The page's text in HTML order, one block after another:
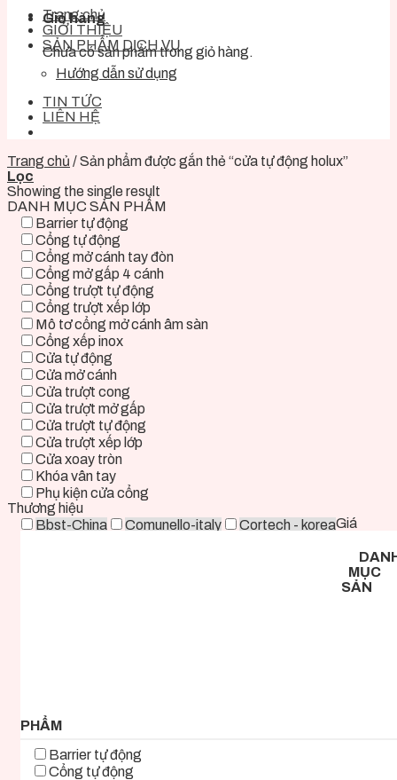
Giỏ hàng
Chưa có sản phẩm trong giỏ hàng.
Trang chủ
GIỚI THIỆU
SẢN PHẨM DỊCH VỤ
Hướng dẫn sử dụng
TIN TỨC
LIÊN HỆ
Trang chủ /Sản phẩm được gắn thẻ “cửa tự động holux”
Lọc
Showing the single result
DANH MỤC SẢN PHẨM
Barrier tự động
Cổng tự động
Cổng mở cánh tay đòn
Cổng mở gấp 4 cánh
Cổng trượt tự động
Cổng trượt xếp lớp
Mô tơ cổng mở cánh âm sàn
Cổng xếp inox
Cửa tự động
Cửa mở cánh
Cửa trượt cong
Cửa trượt mở gấp
Cửa trượt tự động
Cửa trượt xếp lớp
Cửa xoay tròn
Khóa vân tay
Phụ kiện cửa cổng
Thương hiệu
Bbst-China
Comunello-italy
Cortech - koreaGiá
MỤC
SẢN
PHẨM
Barrier tự động
Cổng tự động